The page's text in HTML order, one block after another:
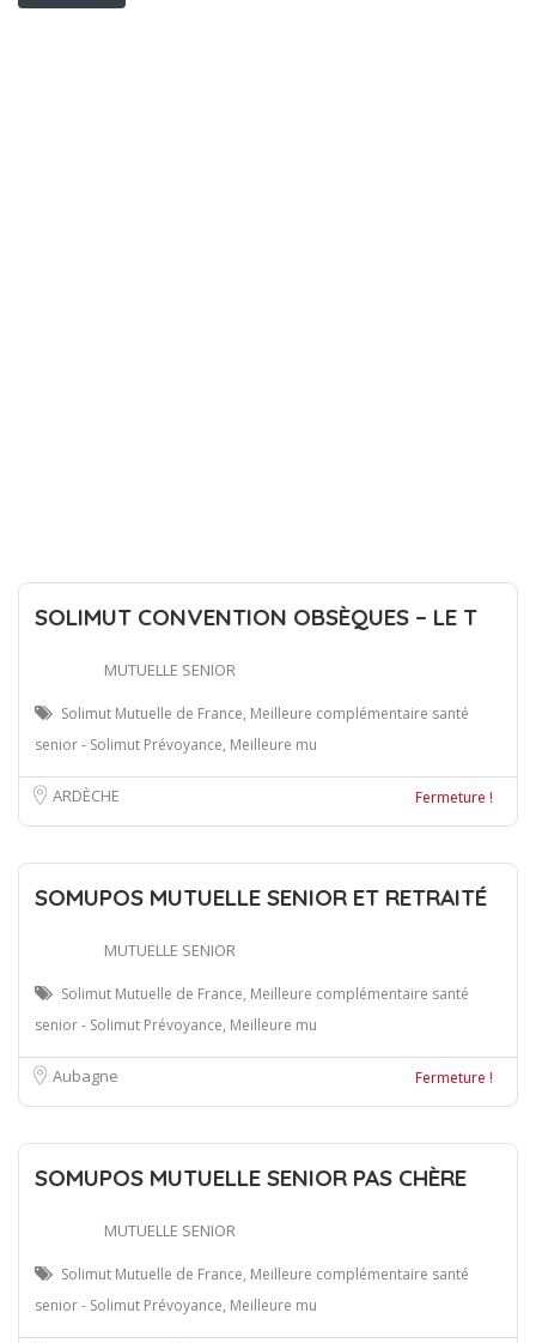
SOLIMUT CONVENTION OBSÈQUES – LE T
MUTUELLE SENIOR
Solimut Mutuelle de France, Meilleure complémentaire santé
senior - Solimut Prévoyance, Meilleure mu
ARDÈCHE Fermeture !
SOMUPOS MUTUELLE SENIOR ET RETRAITÉ
MUTUELLE SENIOR
Solimut Mutuelle de France, Meilleure complémentaire santé
senior - Solimut Prévoyance, Meilleure mu
Aubagne Fermeture !
SOMUPOS MUTUELLE SENIOR PAS CHÈRE
MUTUELLE SENIOR
Solimut Mutuelle de France, Meilleure complémentaire santé
senior - Solimut Prévoyance, Meilleure mu